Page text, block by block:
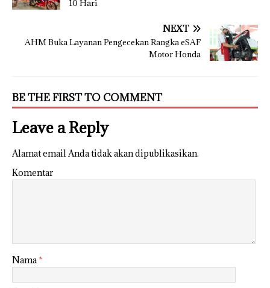
10 Hari
NEXT
AHM Buka Layanan Pengecekan Rangka eSAF
Motor Honda
BE THE FIRST TO COMMENT
Leave a Reply
Alamat email Anda tidak akan dipublikasikan.
Komentar
Nama *